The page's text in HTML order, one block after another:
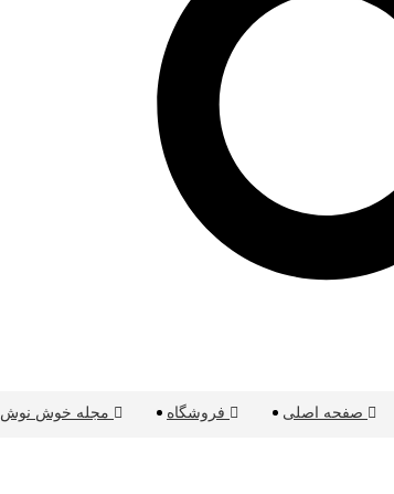
صفحه اصلی فروشگاه مجله خوش نوش